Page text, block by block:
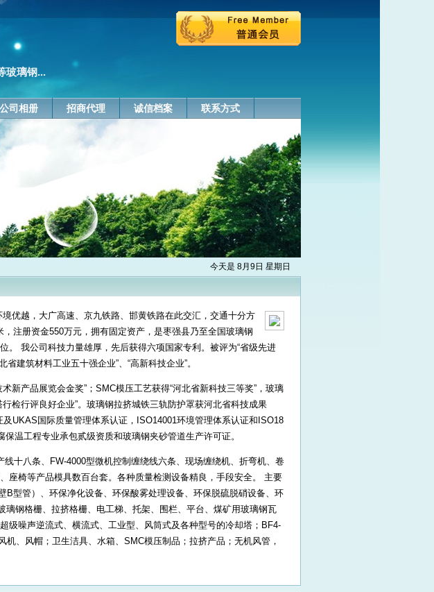
玻璃钢...
公司相册 招商代理 诚信档案 联系方式
今天是 8月9日 星期日
优越，大广高速、京九铁路、邯黄铁路在此交汇，交通十分方
注册资金550万元，拥有固定资产，是枣强县乃至全国玻璃钢
。 我公司科技力量雄厚，先后获得六项国家专利。被评为“省级先进
省建筑材料工业五十强企业”、“高新科技企业”。
新产品展览会金奖”；SMC模压工艺获得“河北省新科技三等奖”，玻璃
检行评良好企业”。玻璃钢拉挤城铁三轨防护罩获河北省科技成果
UKAS国际质量管理体系认证，ISO14001环境管理体系认证和ISO18
温工程专业承包贰级资质和玻璃钢夹砂管道生产许可证。
十八条、FW-4000型微机控制缠绕线六条、现场缠绕机、折弯机、卷
座椅等产品模具数百台套。各种质量检测设备精良，手段安全。 主要
B型管）、环保净化设备、环保酸雾处理设备、环保脱硫脱硝设备、环
钢格栅、拉挤格栅、电工梯、托架、围栏、平台、煤矿用玻璃钢瓦
级噪声逆流式、横流式、工业型、风筒式及各种型号的冷却塔；BF4-
、风帽；卫生洁具、水箱、SMC模压制品；拉挤产品；无机风管，